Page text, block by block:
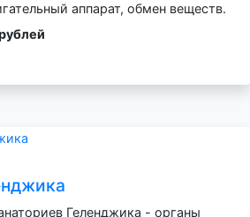
аппарат, обмен веществ.
Геленджика - органы